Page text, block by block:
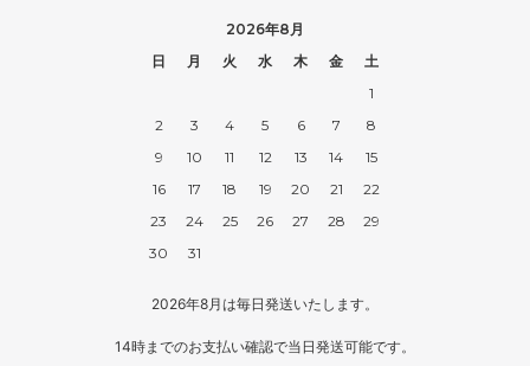
2026年8月
日
月 火 水 木 金
土
1
2
3 4 5 6 7
8
9
10 11 12 13 14
15
16
17 18 19 20 21
22
23
24 25 26 27 28
29
30
31
2026年8月は毎日発送いたします。
14時までのお支払い確認で当日発送可能です。